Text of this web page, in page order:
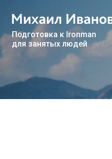
Подготовка к Ironman
для занятых людей